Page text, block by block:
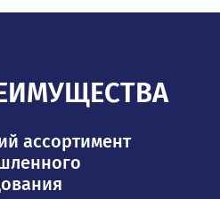
ассортимент